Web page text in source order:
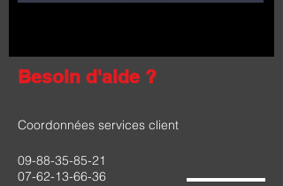
Besoin d'aide ?
Coordonnées services client
09-88-35-85-21
07-62-13-66-36